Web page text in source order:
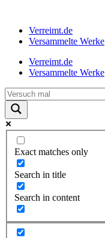
Verreimt.de
Versammelte Werke
Verreimt.de
Versammelte Werke
Exact matches only
Search in title
Search in content